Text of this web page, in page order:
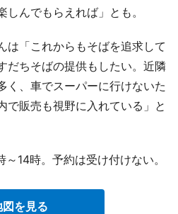
んでもらえれば」とも。
「これからもそばを追求して
だちそばの提供もしたい。近隣
く、車でスーパーに行けないた
で販売も視野に入れている」と
14時。予約は受け付けない。
図を見る